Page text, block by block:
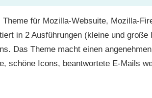
für Mozilla-Websuite, Mozilla-
in 2 Ausführungen (kleine und große
Das Theme macht einen
schöne Icons, beantwortete E-Mails